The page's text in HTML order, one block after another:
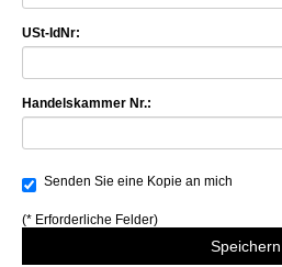
USt-IdNr:
Handelskammer Nr.:
Senden Sie eine Kopie an mich
(* Erforderliche Felder)
Speichern